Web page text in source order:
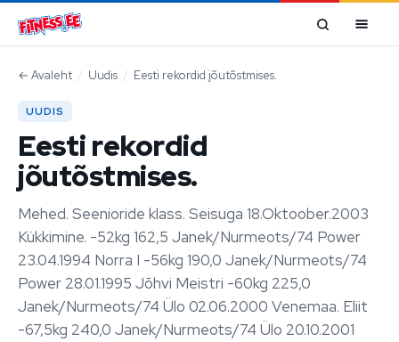
Mine sisu juurde
← Avaleht / Uudis / Eesti rekordid jõutõstmises.
UUDIS
Eesti rekordid
jõutõstmises.
Mehed. Seenioride klass. Seisuga 18.Oktoober.2003
Kükkimine. -52kg 162,5 Janek/Nurmeots/74 Power
23.04.1994 Norra I -56kg 190,0 Janek/Nurmeots/74
Power 28.01.1995 Jõhvi Meistri -60kg 225,0
Janek/Nurmeots/74 Ülo 02.06.2000 Venemaa. Eliit
-67,5kg 240,0 Janek/Nurmeots/74 Ülo 20.10.2001